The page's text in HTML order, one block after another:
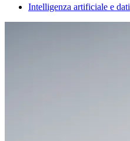
Intelligenza artificiale e dati